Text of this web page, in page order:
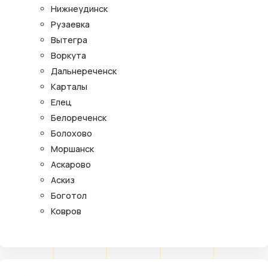
Нижнеудинск
Рузаевка
Вытегра
Воркута
Дальнереченск
Карталы
Елец
Белореченск
Болохово
Моршанск
Аскарово
Аскиз
Боготол
Ковров